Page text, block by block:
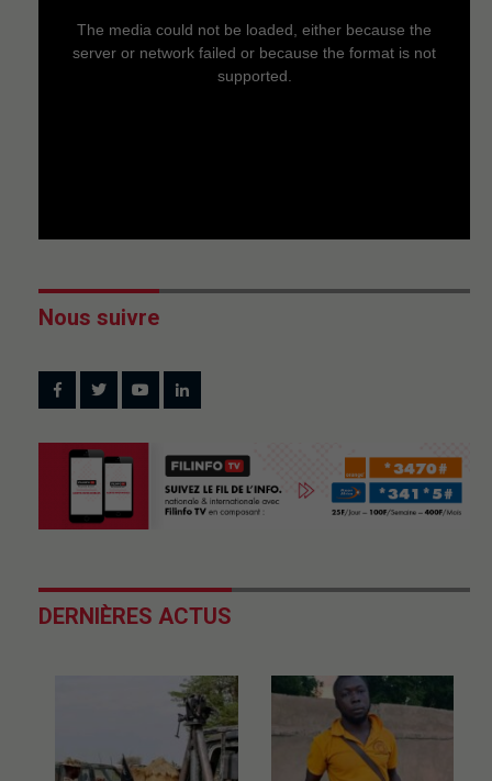
The media could not be loaded, either because the
server or network failed or because the format is not
supported.
Nous suivre
DERNIÈRES ACTUS